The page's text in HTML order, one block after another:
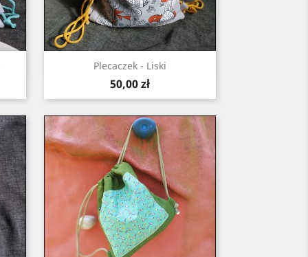
Plecaczek - Liski
Cena
50,00 zł
Szybki podgląd